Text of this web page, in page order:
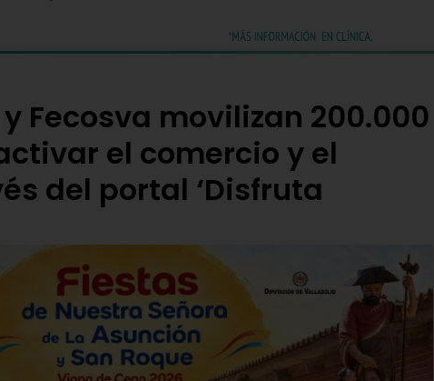
Fecosva movilizan 200.000
el comercio y el
del portal ‘Disfruta